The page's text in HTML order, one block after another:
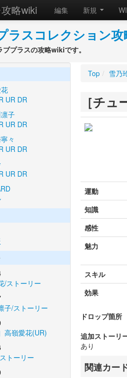
略wiki 編集 新規
ラスコレクション
ブプラスの攻略wikiです。
UR DR
子
UR DR
々
UR DR
UR DR
/ストーリー
子/ストーリー
高嶺愛花(UR)
トーリー
Top / 雪乃
［チ
運動
知識
感性
魅力
スキル
効果
ドロップ箇所
追加ストーリ
あり
関連カー